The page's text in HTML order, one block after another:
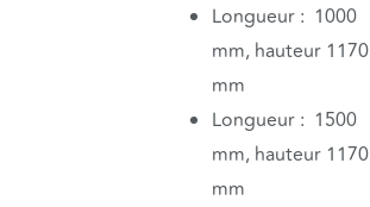
Longueur : 1000
mm, hauteur 1170
mm
Longueur : 1500
mm, hauteur 1170
mm